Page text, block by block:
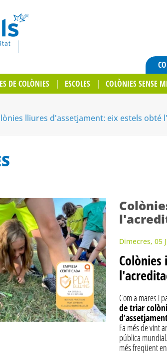
DE COLÒNIES ESCOLES COLÒNIES SENSE
lliures d'assetjament: eix estels obté
Dimecres, 05
Com a mares i
de triar
Fa més de vint
pública
més freqüent